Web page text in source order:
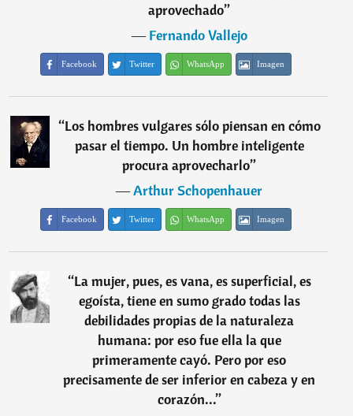
aprovechado”
―Fernando Vallejo
Facebook Twitter WhatsApp Imagen
“Los hombres vulgares sólo piensan en cómo
pasar el tiempo. Un hombre inteligente
procura aprovecharlo”
―Arthur Schopenhauer
Facebook Twitter WhatsApp Imagen
“La mujer, pues, es vana, es superficial, es
egoísta, tiene en sumo grado todas las
debilidades propias de la naturaleza
humana: por eso fue ella la que
primeramente cayó. Pero por eso
precisamente de ser inferior en cabeza y en
corazón...”